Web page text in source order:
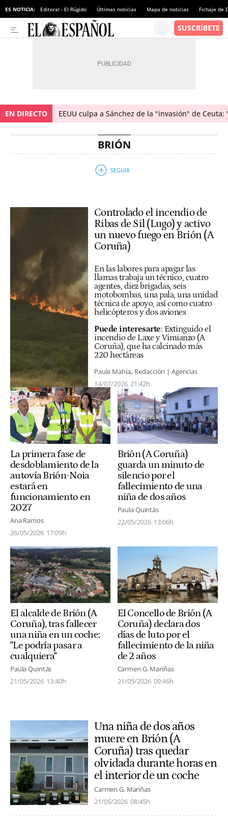
ES NOTICIA: Editoral - El Rúgido Últimas noticias Mapa de noticias Fichaje de
EN DIRECTO EEUU culpa a Sánchez de la "invasión" de
BRIÓN
Controlado el incendio de
Ribas de Sil (Lugo) y activo
un nuevo fuego en Brión (A
Coruña)
En las labores para apagar las
llamas trabaja un técnico, cuatro
agentes, diez brigadas, seis
motobombas, una pala, una unidad
técnica de apoyo, así como cuatro
helicópteros y dos aviones
Puede interesarte: Extinguido el
incendio de Laxe y Vimianzo (A
Coruña), que ha calcinado más
220 hectáreas
Paula Mahía Redacción | Agencias
14/07/2026 21:42h
La primera fase de
desdoblamiento de la
autovía Brión-Noia
estará en
funcionamiento en
2027
Ana Ramos
26/05/2026 17:09h
Brión (A Coruña)
guarda un minuto de
silencio por el
fallecimiento de una
niña de dos años
Paula Quintás
22/05/2026 13:06h
El alcalde de Brión (A
Coruña), tras fallecer
una niña en un coche:
"Le podría pasar a
cualquiera"
Paula Quintás
21/05/2026 13:40h
El Concello de Brión (A
Coruña) declara dos
días de luto por el
fallecimiento de la niña
de 2 años
Carmen G. Mariñas
21/05/2026 09:46h
Una niña de dos años
muere en Brión (A
Coruña) tras quedar
olvidada durante horas en
el interior de un coche
Carmen G. Mariñas
21/05/2026 08:45h